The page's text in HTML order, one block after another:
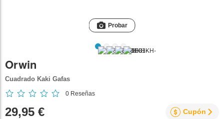
Probar
Orwin
Cuadrado Kaki Gafas
0 Reseñas
29,95 € Cupón